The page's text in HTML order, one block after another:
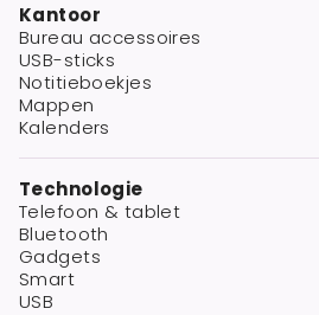
Kantoor
Bureau accessoires
USB-sticks
Notitieboekjes
Mappen
Kalenders
Technologie
Telefoon & tablet
Bluetooth
Gadgets
Smart
USB